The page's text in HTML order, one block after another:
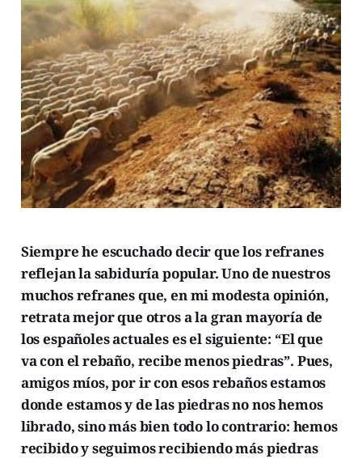
Siempre he escuchado decir que los refranes
reflejan la sabiduría popular. Uno de nuestros
muchos refranes que, en mi modesta opinión,
retrata mejor que otros a la gran mayoría de
los españoles actuales es el siguiente: “El que
va con el rebaño, recibe menos piedras”. Pues,
amigos míos, por ir con esos rebaños estamos
donde estamos y de las piedras no nos hemos
librado, sino más bien todo lo contrario: hemos
recibido y seguimos recibiendo más piedras